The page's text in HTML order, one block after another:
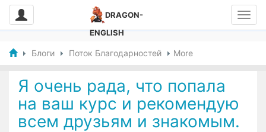
DRAGON-
ENGLISH
Блоги Поток Благодарностей More
Я очень рада, что попала
на ваш курс и рекомендую
всем друзьям и знакомым.